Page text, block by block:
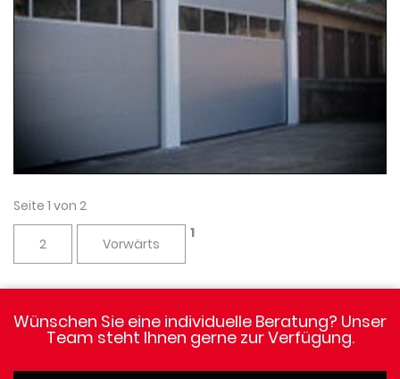
Sektionaltoranlage
Eine Sektionaltoranlage mit ansichtsgleicher
Sturzblende und seitlicher Verkleidung aus
Seite 1 von 2
1
2 Vorwärts
Wünschen Sie eine individuelle Beratung? Unser
Team steht Ihnen gerne zur Verfügung.